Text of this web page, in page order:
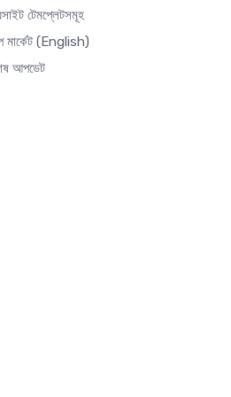
টেমপ্লেটসমূহ
(English)
আপডেট